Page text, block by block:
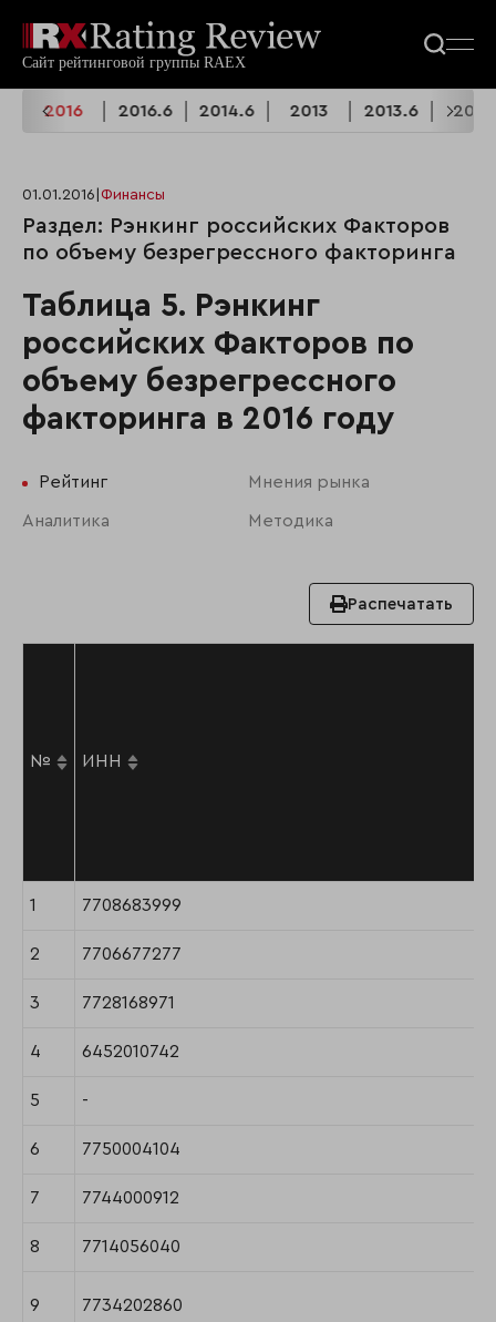
2016 2016.6 2014.6 2013 2013.6 2012
01.01.2016 Финансы
Раздел: Рэнкинг российских Факторов
по объему безрегрессного факторинга
Таблица 5. Рэнкинг
российских Факторов по
объему безрегрессного
факторинга в 2016 году
Рейтинг Мнения рынка
Аналитика Методика
Распечатать
№ ИНН
1 7708683999
2 7706677277
3 7728168971
4 6452010742
5 -
6 7750004104
7 7744000912
8 7714056040
9 7734202860